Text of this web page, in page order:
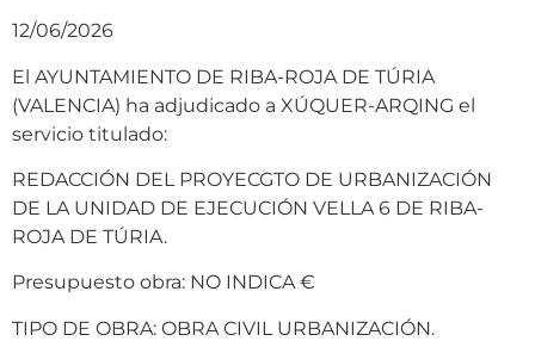
12/06/2026
El AYUNTAMIENTO DE RIBA-ROJA DE TÚRIA
(VALENCIA) ha adjudicado a XÚQUER-ARQING el
servicio titulado:
REDACCIÓN DEL PROYECGTO DE URBANIZACIÓN
DE LA UNIDAD DE EJECUCIÓN VELLA 6 DE RIBA-
ROJA DE TÚRIA.
Presupuesto obra: NO INDICA €
TIPO DE OBRA: OBRA CIVIL URBANIZACIÓN.